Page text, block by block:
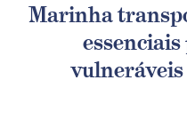
Marinha